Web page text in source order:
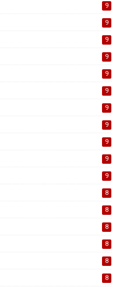
9
9
9
9
9
9
9
9
9
9
9
8
8
8
8
8
8